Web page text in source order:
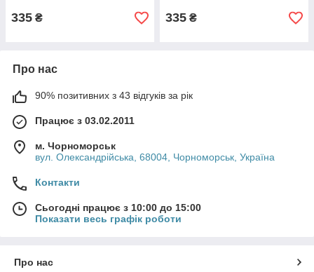
335 ₴ 335 ₴
Про нас
90% позитивних з 43 відгуків за рік
Працює з 03.02.2011
м. Чорноморськ
вул. Олександрійська, 68004, Чорноморськ, Україна
Контакти
Сьогодні працює з 10:00 до 15:00
Показати весь графік роботи
Про нас